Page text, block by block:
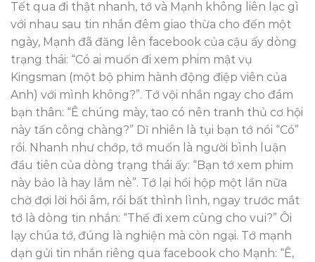
Tết qua đi thật nhanh, tớ và Mạnh không liên lạc gì
với nhau sau tin nhắn đêm giao thừa cho đến một
ngày, Mạnh đã đăng lên facebook của cậu ấy dòng
trạng thái: “Có ai muốn đi xem phim mật vụ
Kingsman (một bộ phim hành động điệp viên của
Anh) với mình không?”. Tớ vội nhắn ngay cho đám
bạn thân: “Ê chúng mày, tao có nên tranh thủ cơ hội
này tấn công chàng?” Dĩ nhiên là tụi bạn tớ nói “Có”
rồi. Nhanh như chớp, tớ muốn là người bình luận
đầu tiên của dòng trạng thái ấy: “Bạn tớ xem phim
này bảo là hay lắm nè”. Tớ lại hồi hộp một lần nữa
chờ đợi lời hồi âm, rồi bất thình lình, ngay trước mắt
tớ là dòng tin nhắn: “Thế đi xem cùng cho vui?” Ôi
lạy chúa tớ, đúng là nghiện mà còn ngại. Tớ mạnh
dạn gửi tin nhắn riêng qua facebook cho Mạnh: “Ê,